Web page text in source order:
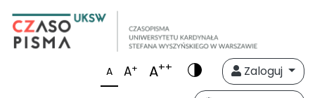
A A+ A++
Zaloguj